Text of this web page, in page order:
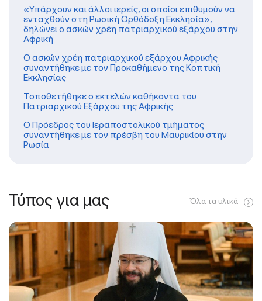
«Υπάρχουν και άλλοι ιερείς, οι οποίοι επιθυμούν να
ενταχθούν στη Ρωσική Ορθόδοξη Εκκλησία»,
δηλώνει ο ασκών χρέη πατριαρχικού εξάρχου στην
Αφρική
Ο ασκών χρέη πατριαρχικού εξάρχου Αφρικής
συναντήθηκε με τον Προκαθήμενο της Κοπτική
Εκκλησίας
Τοποθετήθηκε ο εκτελών καθήκοντα του
Πατριαρχικού Εξάρχου της Αφρικής
Ο Πρόεδρος του Ιεραποστολικού τμήματος
συναντήθηκε με τον πρέσβη του Μαυρικίου στην
Ρωσία
Τύπος για μας Όλα τα υλικά